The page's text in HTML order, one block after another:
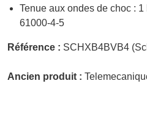
Tenue aux ondes de choc :
61000-4-5
Référence : SCHXB4BVB4
Ancien produit :